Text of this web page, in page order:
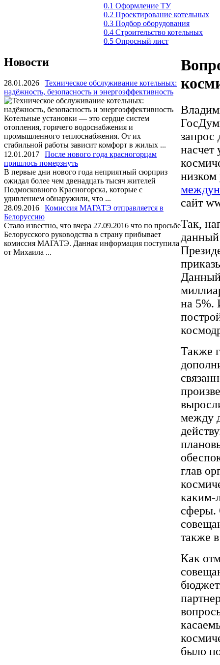
0.1 Оформление ТУ
0.2 Проектирование котельных
0.3 Подбор оборудования
0.4 Строительство котельных
0.5 Опросный лист
Новости
28.01.2026 | Техническое обслуживание котельных:
надёжность, безопасность и энергоэффективность
Котельные установки — это сердце систем
отопления, горячего водоснабжения и
промышленного теплоснабжения. От их
стабильной работы зависит комфорт в жилых ...
12.01.2017 | После нового года красногорцам
пришлось померзнуть
В первые дни нового года неприятный сюрприз
ожидал более чем двенадцать тысяч жителей
Подмосковного Красногорска, которые с
удивлением обнаружили, что ...
28.09.2016 | Комиссия МАГАТЭ отправляется в
Белоруссию
Стало известно, что вчера 27.09.2016 что по просьбе
Белорусского руководства в страну прибывает
комиссия МАГАТЭ. Данная информация поступила
от Михаила ...
запрос
насчет
сайт
Так,
на 5%.
Также
между
глав
каким-
сферы.
также
Как
было